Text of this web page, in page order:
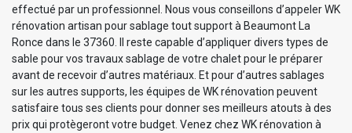
effectué par un professionnel. Nous vous conseillons d’appeler WK
rénovation artisan pour sablage tout support à Beaumont La
Ronce dans le 37360. Il reste capable d’appliquer divers types de
sable pour vos travaux sablage de votre chalet pour le préparer
avant de recevoir d’autres matériaux. Et pour d’autres sablages
sur les autres supports, les équipes de WK rénovation peuvent
satisfaire tous ses clients pour donner ses meilleurs atouts à des
prix qui protègeront votre budget. Venez chez WK rénovation à